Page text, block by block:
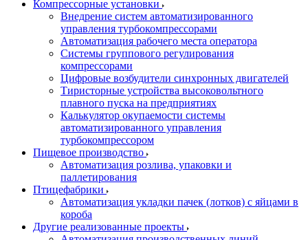
Компрессорные установки
Внедрение систем автоматизированного
управления турбокомпрессорами
Автоматизация рабочего места оператора
Системы группового регулирования
компрессорами
Цифровые возбудители синхронных двигателей
Тиристорные устройства высоковольтного
плавного пуска на предприятиях
Калькулятор окупаемости системы
автоматизированного управления
турбокомпрессором
Пищевое производство
Автоматизация розлива, упаковки и
паллетирования
Птицефабрики
Автоматизация укладки пачек (лотков) с яйцами в
короба
Другие реализованные проекты